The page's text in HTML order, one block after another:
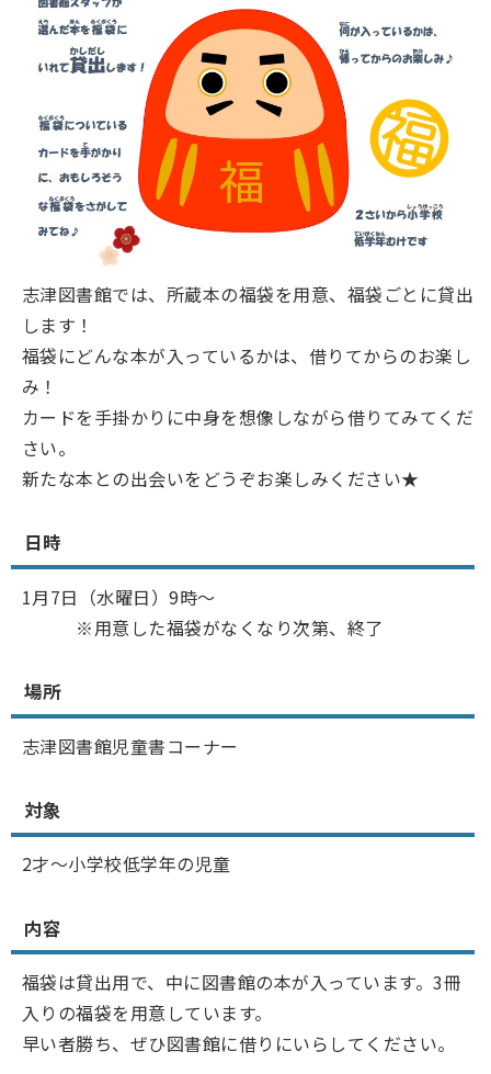
志津図書館では、所蔵本の福袋を用意、福袋ごとに貸出
します！
福袋にどんな本が入っているかは、借りてからのお楽し
み！
カードを手掛かりに中身を想像しながら借りてみてくだ
さい。
新たな本との出会いをどうぞお楽しみください★
日時
1月7日（水曜日）9時～
※用意した福袋がなくなり次第、終了
場所
志津図書館児童書コーナー
対象
2才～小学校低学年の児童
内容
福袋は貸出用で、中に図書館の本が入っています。3冊
入りの福袋を用意しています。
早い者勝ち、ぜひ図書館に借りにいらしてください。